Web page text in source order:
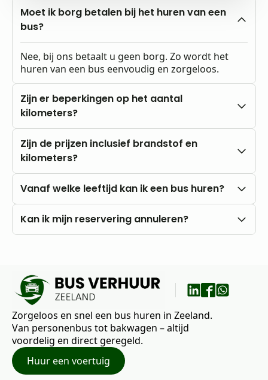
Moet ik borg betalen bij het huren van een
bus?
Nee, bij ons betaalt u geen borg. Zo wordt het
huren van een bus eenvoudig en zorgeloos.
Zijn er beperkingen op het aantal
kilometers?
Nee, u rijdt altijd met onbeperkte kilometers.
Zijn de prijzen inclusief brandstof en
kilometers?
Onze prijzen zijn altijd inclusief btw en
eigen rekening.
Vanaf welke leeftijd kan ik een bus huren?
U kunt al vanaf 18 jaar bij ons huren, mits u in het
Kan ik mijn reservering annuleren?
ons te bespreken.
Zorgeloos en snel een bus huren in Zeeland.
Van personenbus tot bakwagen – altijd
voordelig en direct geregeld.
Huur een voertuig